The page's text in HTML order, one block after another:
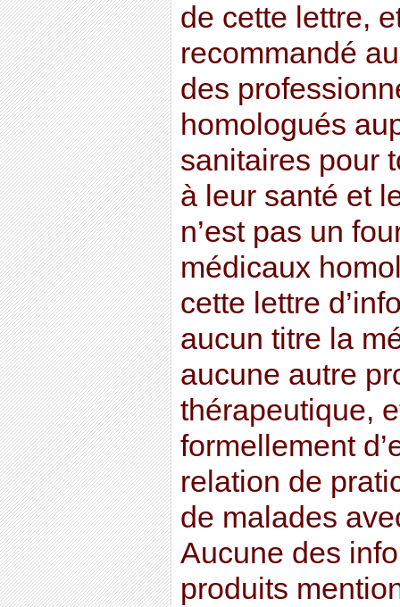
de cette lettre,
recommandé
des
homologués
sanitaires pour
à leur santé et
n’est pas un
médicaux
cette lettre
aucun titre la
aucune autre
thérapeutique,
formellement
relation de
de malades
Aucune des
produits